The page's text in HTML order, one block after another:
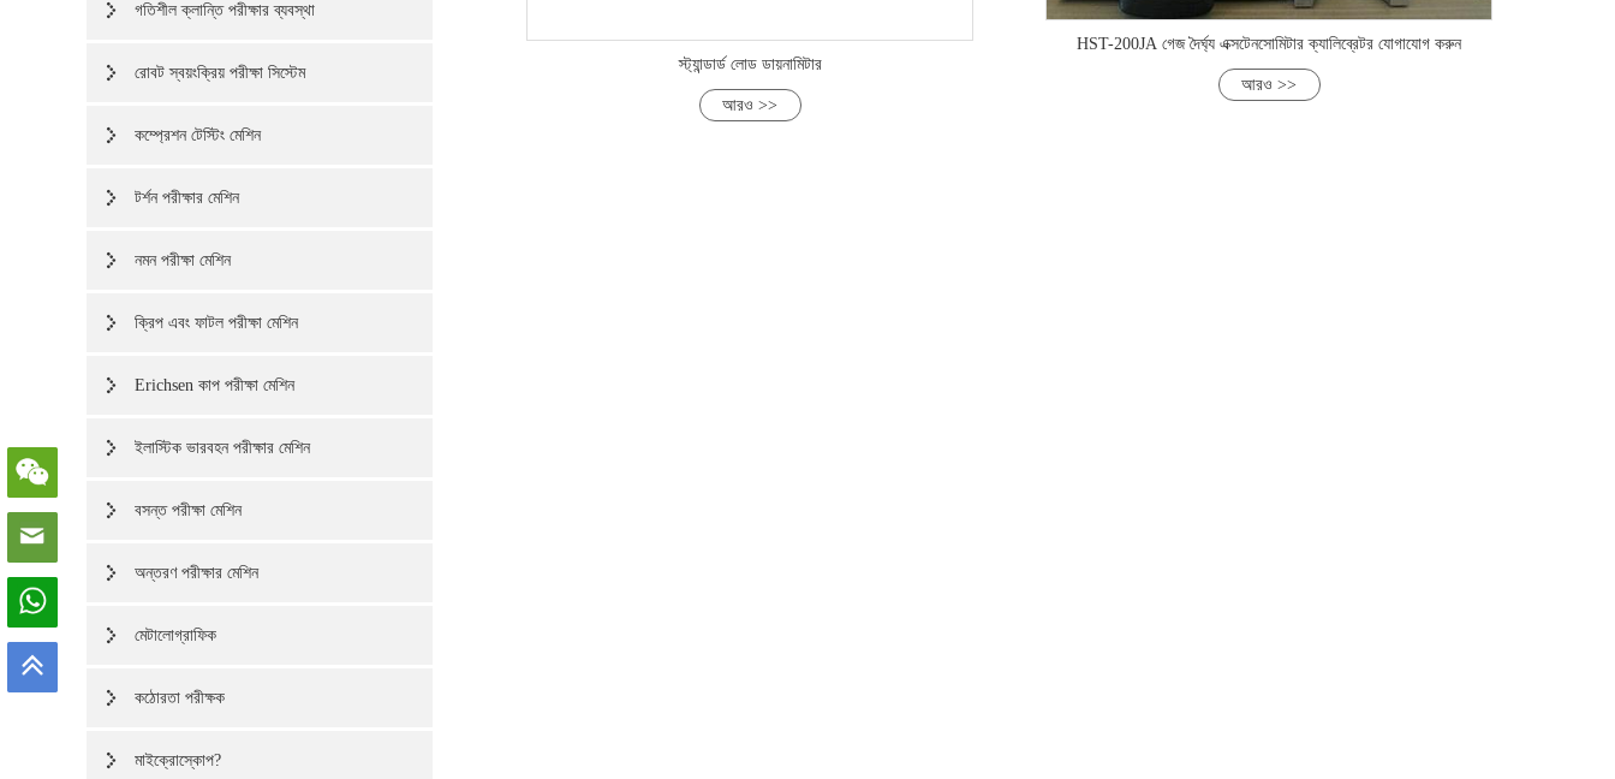
গতিশীল ক্লান্তি পরীক্ষার ব্যবস্থা
রোবট স্বয়ংক্রিয় পরীক্ষা সিস্টেম
কম্প্রেশন টেস্টিং মেশিন
টর্শন পরীক্ষার মেশিন
নমন পরীক্ষা মেশিন
ক্রিপ এবং ফাটল পরীক্ষা মেশিন
Erichsen কাপ পরীক্ষা মেশিন
ইলাস্টিক ভারবহন পরীক্ষার মেশিন
বসন্ত পরীক্ষা মেশিন
অন্তরণ পরীক্ষার মেশিন
মেটালোগ্রাফিক
কঠোরতা পরীক্ষক
মাইক্রোস্কোপ?
স্ট্যান্ডার্ড লোড ডায়নামিটার
আরও >>
HST-200JA গেজ দৈর্ঘ্য এক্সটেনসোমিটার ক্যালিব্রেটর যোগাযোগ করুন
আরও >>